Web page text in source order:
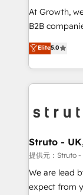
marketing
Custom
HubSpot
Results:
Packages:
solutions.
At Growth,
B2B
focus is on
sales, and
marketing
operational
functioning optimally. With our
wealth of
Our
needs,
with your
Elite5.0
Struto -
提供元：Struto -
We are lead
expect from